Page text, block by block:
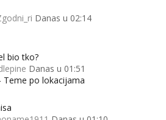
Danas u 02:14
bio tko?
Danas u 01:51
Teme po lokacijama